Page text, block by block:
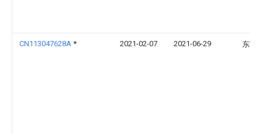
CN113047628A * 2021-02-07 2021-06-29 东南